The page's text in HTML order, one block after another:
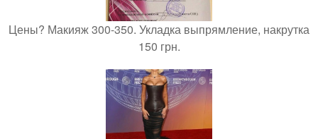
Цены? Макияж 300-350. Укладка выпрямление, накрутка
150 грн.